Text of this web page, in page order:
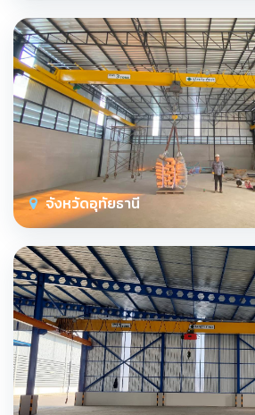
จังหวัดอุทัยธานี